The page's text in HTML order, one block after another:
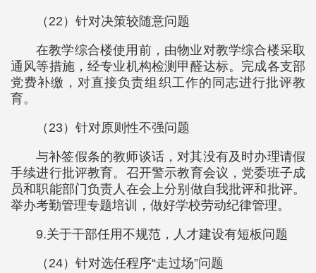
（22）针对决策较随意问题
在教学综合楼使用前，由物业对教学综合楼采取
通风等措施，经专业机构检测甲醛达标。完成各支部
党费补缴，对直接负责组织工作的同志进行批评教
育。
（23）针对原则性不强问题
与补签假条的教师谈话，对其没有及时办理请假
手续进行批评教育。召开警示教育会议，党委班子成
员和职能部门负责人在会上分别做自我批评和批评。
举办考勤管理专题培训，做好学校劳动纪律管理。
9.关于干部任用不规范，人才建设有短板问题
（24）针对选任程序“走过场”问题